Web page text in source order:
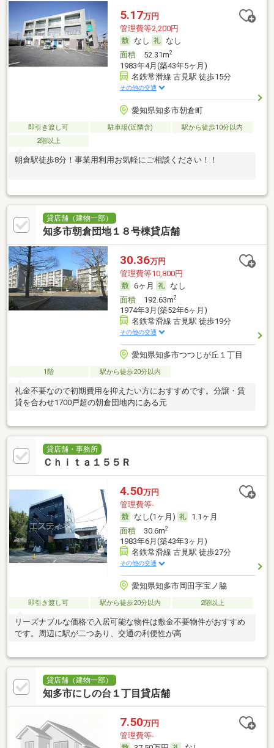
5.17万円
管理費等2,200円
なし
なし
面積52.31m2
1983年4月(築43年5ヶ月)
名鉄常滑線 古見駅 徒歩15分
その他の交通
愛知県知多市朝倉町
即引き渡し可 駐車場(近隣含)
駅から徒歩10分以内
2階以上
朝倉駅徒歩8分！事業用利用お気軽にご相談ください！！
貸店舗（建物一部）
知多市朝倉団地１８号棟貸店舗
30.36万円
管理費等10,800円
6ヶ月
なし
面積192.63m2
1974年3月(築52年6ヶ月)
名鉄常滑線 古見駅 徒歩19分
その他の交通
愛知県知多市つつじが丘１丁目
1階 駅から徒歩20分以内
礼金不要なので初期費用を抑えたい方におすすめです。分譲・賃
貸を合わせ1700戸超の朝倉団地内にある元
貸店舗・事務所
Ｃｈｉｔａ１５５Ｒ
4.50万円
管理費等-
なし(1ヶ月)
1.1ヶ月
面積30.6m2
1983年6月(築43年3ヶ月)
名鉄常滑線 古見駅 徒歩27分
その他の交通
愛知県知多市岡田字宝ノ脇
即引き渡し可 駅から徒歩20分以内 2階以上
リーズナブルな価格で入居可能な物件は敷金不要物件がおすすめ
です。周辺に駅が二つあり、交通の利便性が高
貸店舗（建物一部）
知多市にしの台１丁目貸店舗
7.50万円
管理費等-